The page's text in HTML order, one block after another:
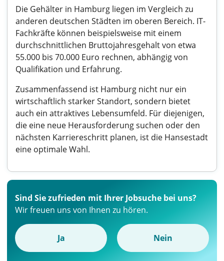
Die Gehälter in Hamburg liegen im Vergleich zu
anderen deutschen Städten im oberen Bereich. IT-
Fachkräfte können beispielsweise mit einem
durchschnittlichen Bruttojahresgehalt von etwa
55.000 bis 70.000 Euro rechnen, abhängig von
Qualifikation und Erfahrung.
Zusammenfassend ist Hamburg nicht nur ein
wirtschaftlich starker Standort, sondern bietet
auch ein attraktives Lebensumfeld. Für diejenigen,
die eine neue Herausforderung suchen oder den
nächsten Karriereschritt planen, ist die Hansestadt
eine optimale Wahl.
Sind Sie zufrieden mit Ihrer Jobsuche bei uns?
Wir freuen uns von Ihnen zu hören.
Ja Nein